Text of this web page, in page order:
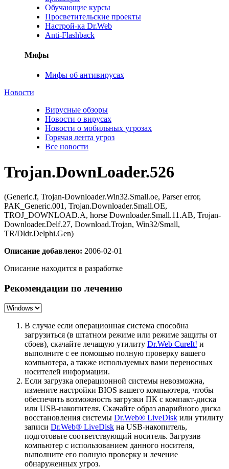
Обучающие курсы
Просветительские проекты
Настрой-ка Dr.Web
Anti-Flashback
Мифы
Мифы об антивирусах
Новости
Вирусные обзоры
Новости о вирусах
Новости о мобильных угрозах
Горячая лента угроз
Все новости
Trojan.DownLoader.526
(Generic.f, Trojan-Downloader.Win32.Small.oe, Parser error,
PAK_Generic.001, Trojan.Downloader.Small.OE,
TROJ_DOWNLOAD.A, horse Downloader.Small.11.AB, Trojan-
Downloader.Delf.27, Download.Trojan, Win32/Small,
TR/Dldr.Delphi.Gen)
Описание добавлено: 2006-02-01
Описание находится в разработке
Рекомендации по лечению
В случае если операционная система способна
загрузиться (в штатном режиме или режиме защиты от
сбоев), скачайте лечащую утилиту Dr.Web CureIt! и
выполните с ее помощью полную проверку вашего
компьютера, а также используемых вами переносных
носителей информации.
Если загрузка операционной системы невозможна,
измените настройки BIOS вашего компьютера, чтобы
обеспечить возможность загрузки ПК с компакт-диска
или USB-накопителя. Скачайте образ аварийного диска
восстановления системы Dr.Web® LiveDisk или утилиту
записи Dr.Web® LiveDisk на USB-накопитель,
подготовьте соответствующий носитель. Загрузив
компьютер с использованием данного носителя,
выполните его полную проверку и лечение
обнаруженных угроз.